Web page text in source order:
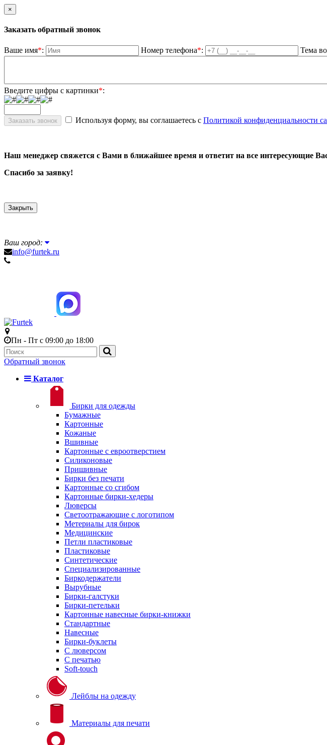
×
Заказать обратный звонок
Ваше имя*: Номер телефона*: Тема
Введите цифры с картинки*:
Используя форму, вы соглашаетесь с Политикой конфиденциальности
Наш менеджер свяжется с Вами в ближайшее время и ответит на все интересующие
Спасибо за заявку!
Закрыть
Ваш город:
info@furtek.ru
Пн - Пт с 09:00 до 18:00
Обратный звонок
Каталог
Бирки для одежды
Бумажные
Картонные
Кожаные
Вшивные
Картонные с евроотверстием
Силиконовые
Пришивные
Бирки без печати
Картонные со сгибом
Картонные бирки-хедеры
Люверсы
Светоотражающие с логотипом
Метериалы для бирок
Медицинские
Петли пластиковые
Пластиковые
Синтетические
Специализированные
Биркодержатели
Вырубные
Бирки-галстуки
Бирки-петельки
Картонные навесные бирки-книжки
Стандартные
Навесные
Бирки-буклеты
С люверсом
С печатью
Soft-touch
Лейблы на одежду
Материалы для печати